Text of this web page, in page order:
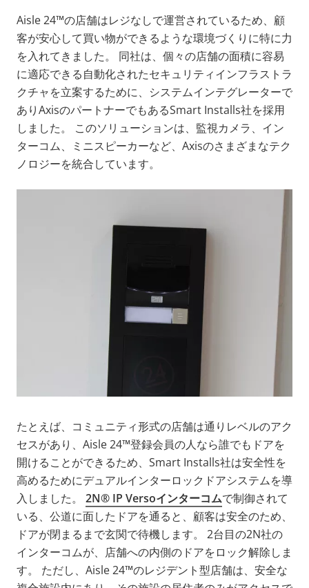
Aisle 24™の店舗はレジなしで運営されているため、顧
客が安心して買い物ができるような環境づくりに特に力
を入れてきました。 同社は、個々の店舗の面積に容易
に適応できる自動化されたセキュリティインフラストラ
クチャを立案するために、システムインテグレーターで
ありAxisのパートナーでもあるSmart Installs社を採用
しました。 このソリューションは、監視カメラ、イン
ターコム、ミニスピーカーなど、Axisのさまざまなテク
ノロジーを統合しています。
たとえば、コミュニティ形式の店舗は通りレベルのアク
セスがあり、Aisle 24™登録会員の人なら誰でもドアを
開けることができるため、Smart Installs社は安全性を
高めるためにデュアルインターロックドアシステムを導
入しました。 2N® IP Versoインターコムで制御されて
いる、公道に面したドアを通ると、顧客は安全のため、
ドアが閉まるまで玄関で待機します。 2台目の2N社の
インターコムが、店舗への内側のドアをロック解除しま
す。 ただし、Aisle 24™のレジデント型店舗は、安全な